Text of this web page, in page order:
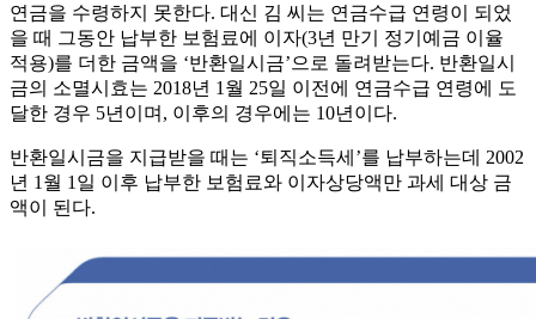
연금을 수령하지 못한다. 대신 김 씨는 연금수급 연령이 되었
을 때 그동안 납부한 보험료에 이자(3년 만기 정기예금 이율
적용)를 더한 금액을 ‘반환일시금’으로 돌려받는다. 반환일시
금의 소멸시효는 2018년 1월 25일 이전에 연금수급 연령에 도
달한 경우 5년이며, 이후의 경우에는 10년이다.
반환일시금을 지급받을 때는 ‘퇴직소득세’를 납부하는데 2002
년 1월 1일 이후 납부한 보험료와 이자상당액만 과세 대상 금
액이 된다.